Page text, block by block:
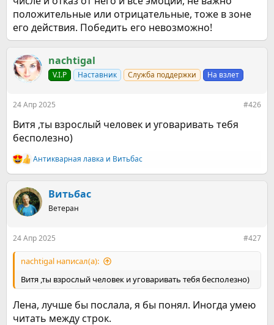
положительные или отрицательные, тоже в зоне
его действия. Победить его невозможно!
nachtigal
V.I.P Наставник Служба поддержки На взлет
24 Апр 2025 #426
Витя ,ты взрослый человек и уговаривать тебя
бесполезно)
Р
е
к
ц
и
Антикварная лавка и Витьбас
Витьбас
Ветеран
24 Апр 2025 #427
nachtigal написал(а):
Витя ,ты взрослый человек и уговаривать тебя бесполезно)
Лена, лучше бы послала, я бы понял. Иногда умею
читать между строк.